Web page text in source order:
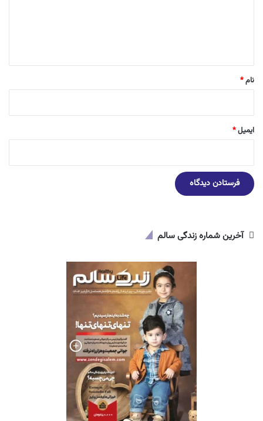
نام*
ایمیل*
آخرین شماره زندگی سالم